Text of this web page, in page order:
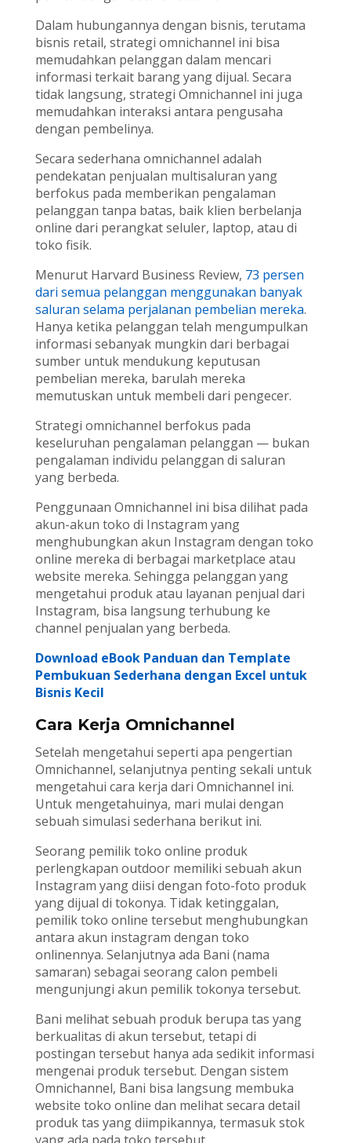
Dalam hubungannya dengan bisnis, terutama
bisnis retail, strategi omnichannel ini bisa
memudahkan pelanggan dalam mencari
informasi terkait barang yang dijual. Secara
tidak langsung, strategi Omnichannel ini juga
memudahkan interaksi antara pengusaha
dengan pembelinya.
Secara sederhana omnichannel adalah
pendekatan penjualan multisaluran yang
berfokus pada memberikan pengalaman
pelanggan tanpa batas, baik klien berbelanja
online dari perangkat seluler, laptop, atau di
toko fisik.
Menurut Harvard Business Review, 73 persen
dari semua pelanggan menggunakan banyak
saluran selama perjalanan pembelian mereka.
Hanya ketika pelanggan telah mengumpulkan
informasi sebanyak mungkin dari berbagai
sumber untuk mendukung keputusan
pembelian mereka, barulah mereka
memutuskan untuk membeli dari pengecer.
Strategi omnichannel berfokus pada
keseluruhan pengalaman pelanggan — bukan
pengalaman individu pelanggan di saluran
yang berbeda.
Penggunaan Omnichannel ini bisa dilihat pada
akun-akun toko di Instagram yang
menghubungkan akun Instagram dengan toko
online mereka di berbagai marketplace atau
website mereka. Sehingga pelanggan yang
mengetahui produk atau layanan penjual dari
Instagram, bisa langsung terhubung ke
channel penjualan yang berbeda.
Download eBook Panduan dan Template
Pembukuan Sederhana dengan Excel untuk
Bisnis Kecil
Cara Kerja Omnichannel
Setelah mengetahui seperti apa pengertian
Omnichannel, selanjutnya penting sekali untuk
mengetahui cara kerja dari Omnichannel ini.
Untuk mengetahuinya, mari mulai dengan
sebuah simulasi sederhana berikut ini.
Seorang pemilik toko online produk
perlengkapan outdoor memiliki sebuah akun
Instagram yang diisi dengan foto-foto produk
yang dijual di tokonya. Tidak ketinggalan,
pemilik toko online tersebut menghubungkan
antara akun instagram dengan toko
onlinennya. Selanjutnya ada Bani (nama
samaran) sebagai seorang calon pembeli
mengunjungi akun pemilik tokonya tersebut.
Bani melihat sebuah produk berupa tas yang
berkualitas di akun tersebut, tetapi di
postingan tersebut hanya ada sedikit informasi
mengenai produk tersebut. Dengan sistem
Omnichannel, Bani bisa langsung membuka
website toko online dan melihat secara detail
produk tas yang diimpikannya, termasuk stok